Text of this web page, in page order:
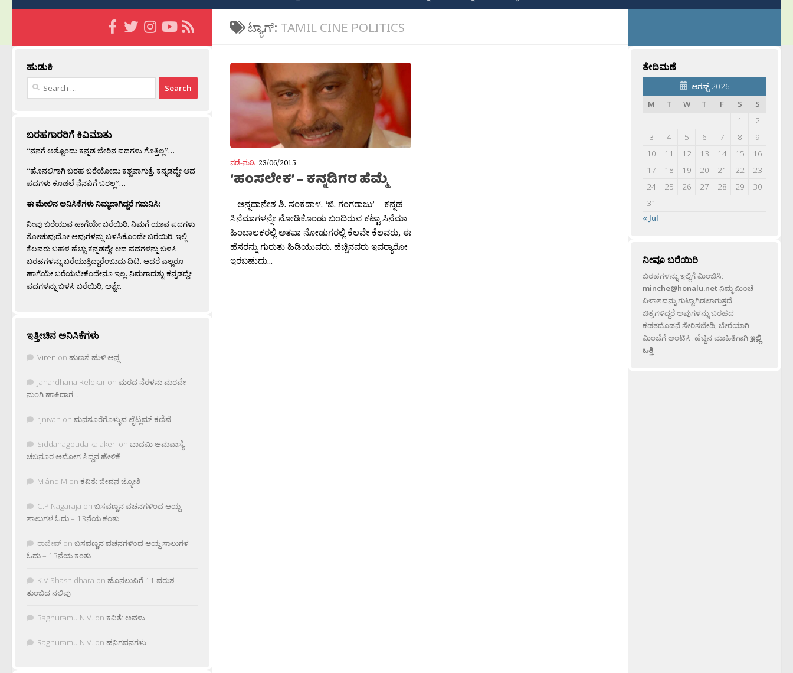
ಟ್ಯಾಗ್: TAMIL CINE POLITICS
ನಡೆ-ನುಡಿ 23/06/2015
‘ಹಂಸಲೇಕ’ – ಕನ್ನಡಿಗರ ಹೆಮ್ಮೆ
– ಅನ್ನದಾನೇಶ ಶಿ. ಸಂಕದಾಳ. ‘ಜಿ. ಗಂಗರಾಜು’ – ಕನ್ನಡ
ಸಿನೆಮಾಗಳನ್ನೇ ನೋಡಿಕೊಂಡು ಬಂದಿರುವ ಕಟ್ಟಾ ಸಿನೆಮಾ
ಹಿಂಬಾಲಕರಲ್ಲಿ ಅತವಾ ನೋಡುಗರಲ್ಲಿ ಕೆಲವೇ ಕೆಲವರು, ಈ
ಹೆಸರನ್ನು ಗುರುತು ಹಿಡಿಯುವರು. ಹೆಚ್ಚಿನವರು ಇವರ‍್ಯಾರೋ
ಇರಬಹುದು...
ಹುಡುಕಿ
Search
ಬರಹಗಾರರಿಗೆ ಕಿವಿಮಾತು
“ನನಗೆ ಅಶ್ಟೊಂದು ಕನ್ನಡ ಬೇರಿನ ಪದಗಳು ಗೊತ್ತಿಲ್ಲ”…
“ಹೊನಲಿಗಾಗಿ ಬರಹ ಬರೆಯೋದು ಕಶ್ಟವಾಗುತ್ತೆ. ಕನ್ನಡದ್ದೇ ಆದ
ಪದಗಳು ಕೂಡಲೆ ನೆನಪಿಗೆ ಬರಲ್ಲ”…
ಈ ಮೇಲಿನ ಅನಿಸಿಕೆಗಳು ನಿಮ್ಮದಾಗಿದ್ದರೆ ಗಮನಿಸಿ:
ನೀವು ಬರೆಯುವ ಹಾಗೆಯೇ ಬರೆಯಿರಿ. ನಿಮಗೆ ಯಾವ ಪದಗಳು
ತೋಚುವುದೋ ಅವುಗಳನ್ನು ಬಳಸಿಕೊಂಡೇ ಬರೆಯಿರಿ. ಇಲ್ಲಿ
ಕೆಲವರು ಬಹಳ ಹೆಚ್ಚು ಕನ್ನಡದ್ದೇ ಆದ ಪದಗಳನ್ನು ಬಳಸಿ
ಬರಹಗಳನ್ನು ಬರೆಯುತ್ತಿದ್ದಾರೆಂಬುದು ದಿಟ. ಆದರೆ ಎಲ್ಲರೂ
ಹಾಗೆಯೇ ಬರೆಯಬೇಕೆಂದೇನೂ ಇಲ್ಲ. ನಿಮಗಾದಶ್ಟು ಕನ್ನಡದ್ದೇ
ಪದಗಳನ್ನು ಬಳಸಿ ಬರೆಯಿರಿ, ಅಶ್ಟೇ.
ಇತ್ತೀಚಿನ ಅನಿಸಿಕೆಗಳು
Viren on ಹುಣಸೆ ಹುಳಿ ಅನ್ನ
Janardhana Relekar on ಮರದ ನೆರಳನು ಮರವೇ
ನುಂಗಿ ಹಾಕಿದಾಗ…
rjnivah on ಮನಸೂರೆಗೊಳ್ಳುವ ಲೈಟ್ಲಮ್ ಕಣಿವೆ
Siddanagouda kalakeri on ಬಾದಮಿ ಅಮವಾಸ್ಯೆ:
ಚಬನೂರ ಅಮೋಗ ಸಿದ್ದನ ಹೇಳಿಕೆ
M âñd M on ಕವಿತೆ: ಜೀವನ ಜ್ಯೋತಿ
C.P.Nagaraja on ಬಸವಣ್ಣನ ವಚನಗಳಿಂದ ಆಯ್ದ
ಸಾಲುಗಳ ಓದು – 13ನೆಯ ಕಂತು
ರಾಜೀವ್ on ಬಸವಣ್ಣನ ವಚನಗಳಿಂದ ಆಯ್ದ ಸಾಲುಗಳ
ಓದು – 13ನೆಯ ಕಂತು
K.V Shashidhara on ಹೊನಲುವಿಗೆ 11 ವರುಶ
ತುಂಬಿದ ನಲಿವು
Raghuramu N.V. on ಕವಿತೆ: ಅವಳು
Raghuramu N.V. on ಹನಿಗವನಗಳು
ತೇದಿಮಣೆ
ಆಗಸ್ಟ್ 2026
M
T W T F S
S
1
2
3
4 5 6 7 8
9
10
11 12 13 14 15
16
17
18 19 20 21 22
23
24
25 26 27 28 29
30
31
« Jul
ನೀವೂ ಬರೆಯಿರಿ
ಬರಹಗಳನ್ನು ಇಲ್ಲಿಗೆ ಮಿಂಚಿಸಿ:
minche@honalu.netನಿಮ್ಮ ಮಿಂಚೆ
ವಿಳಾಸವನ್ನು ಗುಟ್ಟಾಗಿಡಲಾಗುತ್ತದೆ.
ಚಿತ್ರಗಳಿದ್ದರೆ ಅವುಗಳನ್ನು ಬರಹದ
ಕಡತದೊಡನೆ ಸೇರಿಸಬೇಡಿ, ಬೇರೆಯಾಗಿ
ಮಿಂಚೆಗೆ ಅಂಟಿಸಿ. ಹೆಚ್ಚಿನ ಮಾಹಿತಿಗಾಗಿಇಲ್ಲಿ
ಒತ್ತಿ.